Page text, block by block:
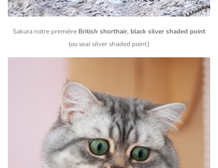
Sakura notre première British shorthair, black silver shaded point
(ou seal silver shaded point)